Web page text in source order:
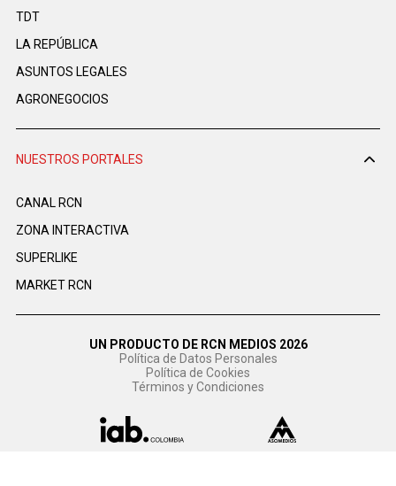
TDT
LA REPÚBLICA
ASUNTOS LEGALES
AGRONEGOCIOS
NUESTROS PORTALES
CANAL RCN
ZONA INTERACTIVA
SUPERLIKE
MARKET RCN
UN PRODUCTO DE RCN MEDIOS 2026
Política de Datos Personales
Política de Cookies
Términos y Condiciones